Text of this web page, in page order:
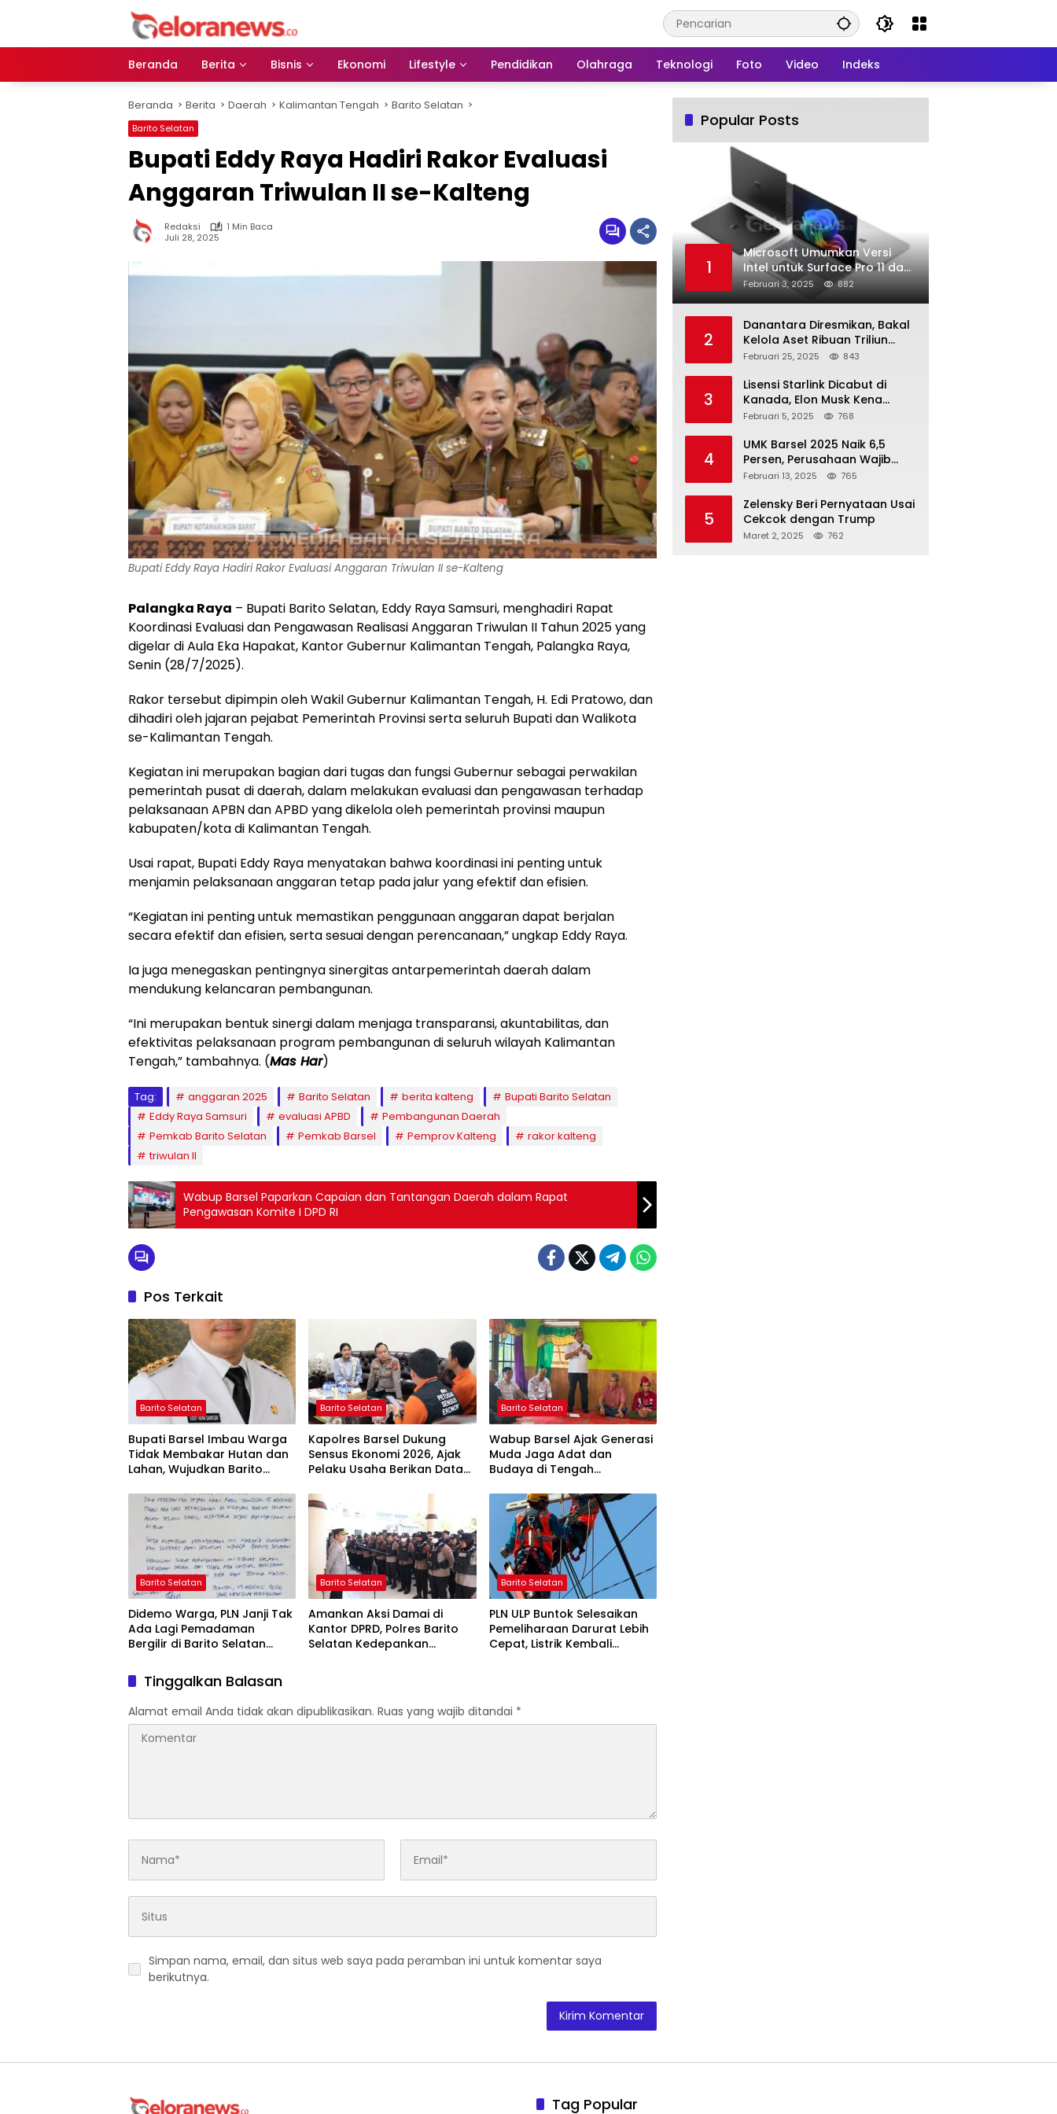
Beranda
Berita Bisnis Ekonomi Lifestyle Pendidikan Olahraga Teknologi Foto Video Indeks
Beranda Berita Daerah Kalimantan Tengah Barito Selatan
Barito Selatan
Bupati Eddy Raya Hadiri Rakor Evaluasi
Anggaran Triwulan II se-Kalteng
Redaksi
1 Min Baca
Juli 28, 2025
Bupati Eddy Raya Hadiri Rakor Evaluasi Anggaran Triwulan II se-Kalteng
Palangka Raya – Bupati Barito Selatan, Eddy Raya Samsuri, menghadiri Rapat
Koordinasi Evaluasi dan Pengawasan Realisasi Anggaran Triwulan II Tahun 2025 yang
digelar di Aula Eka Hapakat, Kantor Gubernur Kalimantan Tengah, Palangka Raya,
Senin (28/7/2025).
Rakor tersebut dipimpin oleh Wakil Gubernur Kalimantan Tengah, H. Edi Pratowo, dan
dihadiri oleh jajaran pejabat Pemerintah Provinsi serta seluruh Bupati dan Walikota
se-Kalimantan Tengah.
Kegiatan ini merupakan bagian dari tugas dan fungsi Gubernur sebagai perwakilan
pemerintah pusat di daerah, dalam melakukan evaluasi dan pengawasan terhadap
pelaksanaan APBN dan APBD yang dikelola oleh pemerintah provinsi maupun
kabupaten/kota di Kalimantan Tengah.
Usai rapat, Bupati Eddy Raya menyatakan bahwa koordinasi ini penting untuk
menjamin pelaksanaan anggaran tetap pada jalur yang efektif dan efisien.
“Kegiatan ini penting untuk memastikan penggunaan anggaran dapat berjalan
secara efektif dan efisien, serta sesuai dengan perencanaan,” ungkap Eddy Raya.
Ia juga menegaskan pentingnya sinergitas antarpemerintah daerah dalam
mendukung kelancaran pembangunan.
“Ini merupakan bentuk sinergi dalam menjaga transparansi, akuntabilitas, dan
efektivitas pelaksanaan program pembangunan di seluruh wilayah Kalimantan
Tengah,” tambahnya. (Mas Har)
Tag: anggaran 2025 Barito Selatan berita kalteng
Bupati Barito Selatan
Eddy Raya Samsuri
evaluasi APBD
Pembangunan Daerah
Pemkab Barito Selatan
Pemkab Barsel Pemprov Kalteng
rakor kalteng
triwulan II
Wabup Barsel Paparkan Capaian dan Tantangan Daerah dalam Rapat
Pengawasan Komite I DPD RI
Pos Terkait
Barito Selatan
Bupati Barsel Imbau Warga
Tidak Membakar Hutan dan
Lahan, Wujudkan Barito
Barito Selatan
Kapolres Barsel Dukung
Sensus Ekonomi 2026, Ajak
Pelaku Usaha Berikan Data
Barito Selatan
Wabup Barsel Ajak Generasi
Muda Jaga Adat dan
Budaya di Tengah
Barito Selatan
Didemo Warga, PLN Janji Tak
Ada Lagi Pemadaman
Bergilir di Barito Selatan
Barito Selatan
Amankan Aksi Damai di
Kantor DPRD, Polres Barito
Selatan Kedepankan
Barito Selatan
PLN ULP Buntok Selesaikan
Pemeliharaan Darurat Lebih
Cepat, Listrik Kembali
Tinggalkan Balasan
Alamat email Anda tidak akan dipublikasikan. Ruas yang wajib ditandai *
Simpan nama, email, dan situs web saya pada peramban ini untuk komentar saya
berikutnya.
Popular Posts
1
Microsoft Umumkan Versi
Intel untuk Surface Pro 11 dan
Surface Laptop 7
Februari 3, 2025 882
2
Danantara Diresmikan, Bakal
Kelola Aset Ribuan Triliun
Rupiah dari 7 BUMN
Februari 25, 2025 843
3
Lisensi Starlink Dicabut di
Kanada, Elon Musk Kena
Imbas ‘Perang Dagang’
Februari 5, 2025 768
4
UMK Barsel 2025 Naik 6,5
Persen, Perusahaan Wajib
Taat
Februari 13, 2025 765
5
Zelensky Beri Pernyataan Usai
Cekcok dengan Trump
Maret 2, 2025 762
Tag Popular